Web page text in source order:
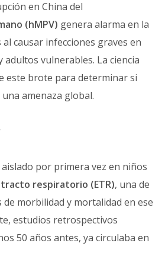
en China del
(hMPV) genera alarma en la
causar infecciones graves en
adultos vulnerables. La ciencia
este brote para determinar si
amenaza global.
aislado por primera vez en niños
respiratorio (ETR), una de
de morbilidad y mortalidad en ese
estudios retrospectivos
50 años antes, ya circulaba en